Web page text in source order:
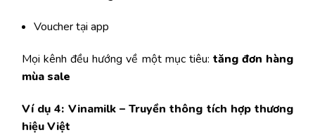
Voucher tại app
Mọi kênh đều hướng về một mục tiêu: tăng đơn hàng
mùa sale
Ví dụ 4: Vinamilk – Truyền thông tích hợp thương
hiệu Việt